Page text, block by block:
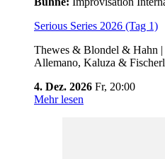
Serious Series 2026 (Tag 1)
Thewes & Blondel & Hahn
Allemano, Kaluza &
4. Dez. 2026 Fr, 20:00
Mehr lesen